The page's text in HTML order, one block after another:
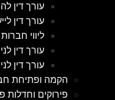
עורך דין
עורך דין
ליווי חברות
עורך דין
עורך דין
הקמה ופתיחת
פירוקים וחדלות